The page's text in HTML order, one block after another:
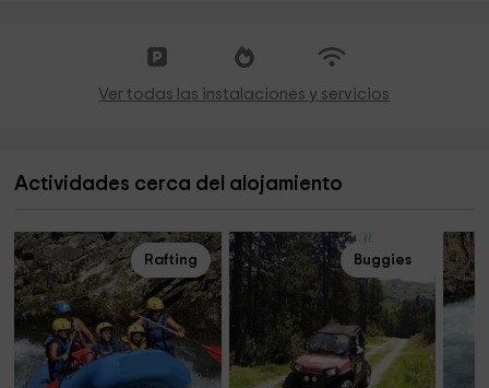
Ver todas las instalaciones y servicios
Actividades cerca del alojamiento
Rafting Buggies